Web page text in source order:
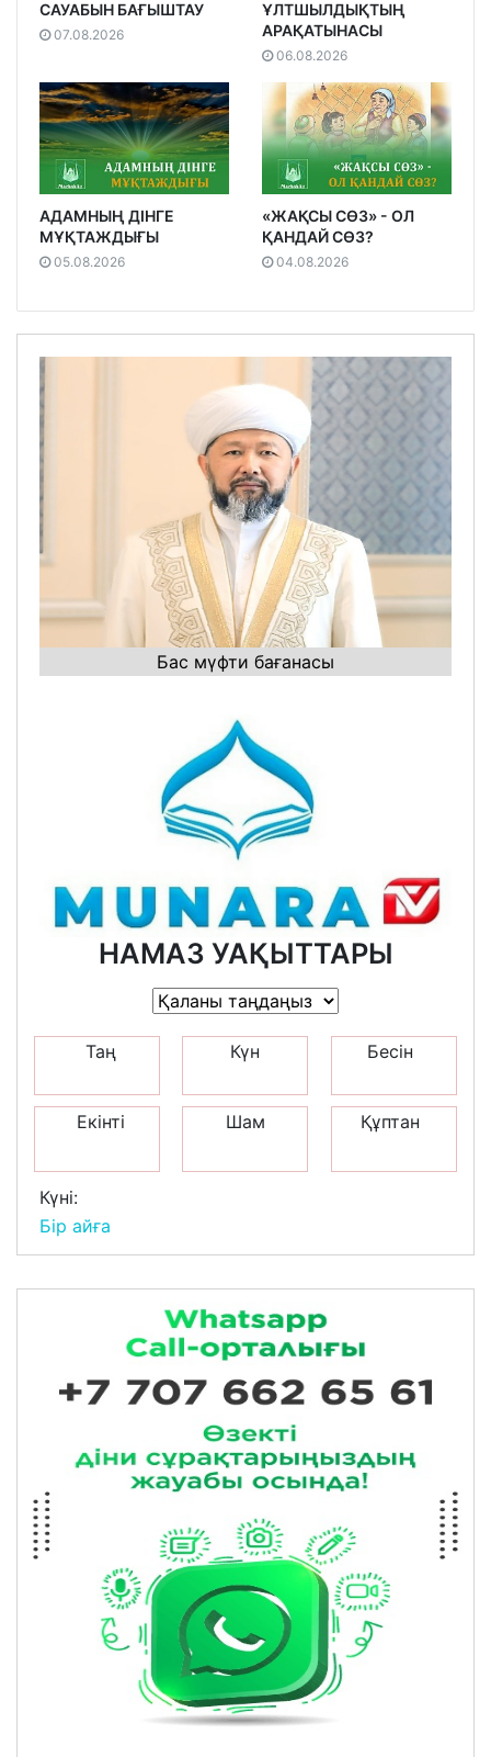
САУАБЫН БАҒЫШТАУ
07.08.2026
ҰЛТШЫЛДЫҚТЫҢ
АРАҚАТЫНАСЫ
06.08.2026
АДАМНЫҢ ДІНГЕ
МҰҚТАЖДЫҒЫ
05.08.2026
«ЖАҚСЫ СӨЗ» - ОЛ
ҚАНДАЙ СӨЗ?
04.08.2026
Бас мүфти бағанасы
НАМАЗ УАҚЫТТАРЫ
Таң Күн Бесін
Екінті Шам Құптан
Күні:
Бір айға